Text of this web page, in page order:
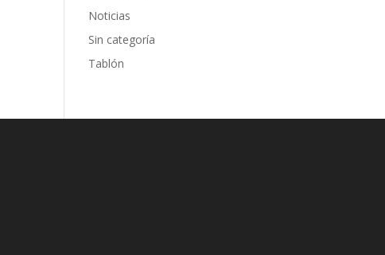
Noticias
Sin categoría
Tablón